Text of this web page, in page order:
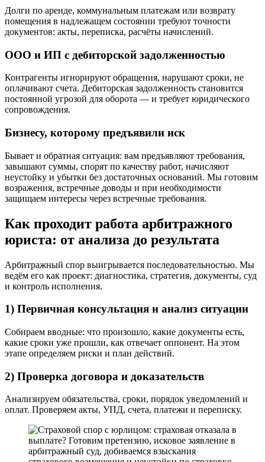
Долги по аренде, коммунальным платежам или возврату
помещения в надлежащем состоянии требуют точности
документов: акты, переписка, расчёты начислений.
ООО и ИП с дебиторской задолженностью
Контрагенты игнорируют обращения, нарушают сроки, не
оплачивают счета. Дебиторская задолженность становится
постоянной угрозой для оборота — и требует юридического
сопровождения.
Бизнесу, которому предъявили иск
Бывает и обратная ситуация: вам предъявляют требования,
завышают суммы, спорят по качеству работ, начисляют
неустойку и убытки без достаточных оснований. Мы готовим
возражения, встречные доводы и при необходимости
защищаем интересы через встречные требования.
Как проходит работа арбитражного
юриста: от анализа до результата
Арбитражный спор выигрывается последовательностью. Мы
ведём его как проект: диагностика, стратегия, документы, суд
и контроль исполнения.
1) Первичная консультация и анализ ситуации
Собираем вводные: что произошло, какие документы есть,
какие сроки уже прошли, как отвечает оппонент. На этом
этапе определяем риски и план действий.
2) Проверка договора и доказательств
Анализируем обязательства, сроки, порядок уведомлений и
оплат. Проверяем акты, УПД, счета, платежи и переписку.